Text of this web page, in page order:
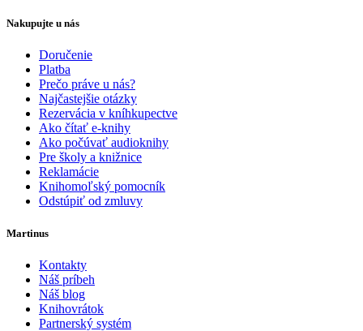
Nakupujte u nás
Doručenie
Platba
Prečo práve u nás?
Najčastejšie otázky
Rezervácia v kníhkupectve
Ako čítať e-knihy
Ako počúvať audioknihy
Pre školy a knižnice
Reklamácie
Knihomoľský pomocník
Odstúpiť od zmluvy
Martinus
Kontakty
Náš príbeh
Náš blog
Knihovrátok
Partnerský systém